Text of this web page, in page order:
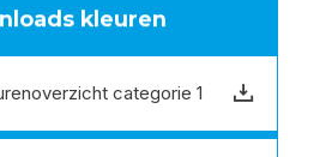
kleuren
categorie 1